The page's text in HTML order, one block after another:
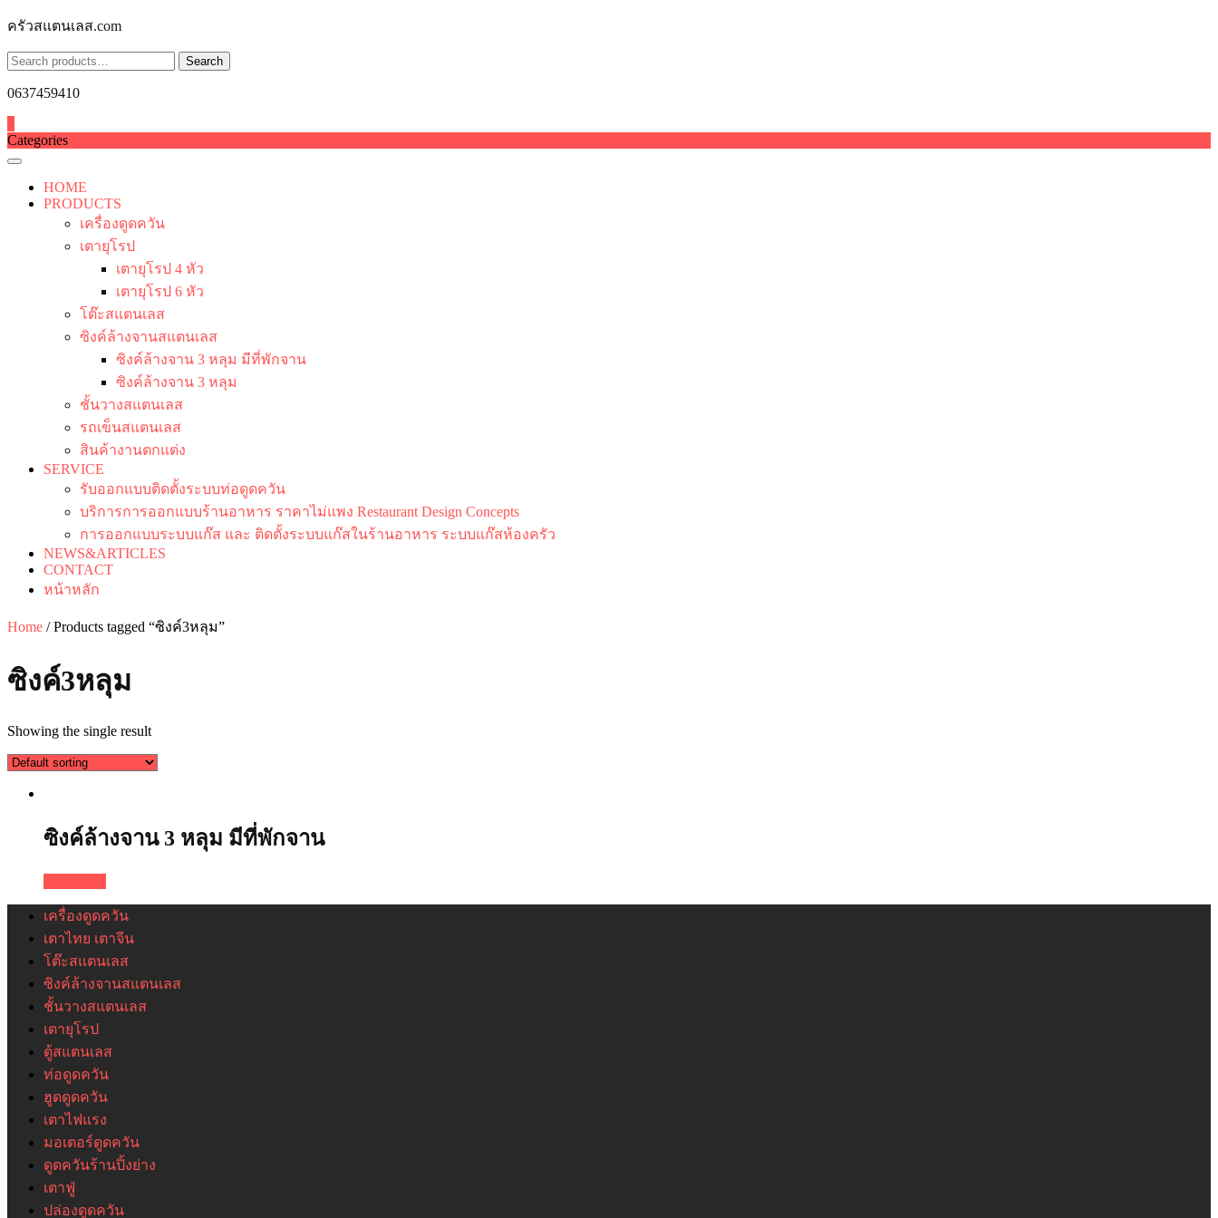
Skip
content
ครัวสแตนเลส.com
Search
for:
Search
0637459410
Categories
HOME
PRODUCTS
เครื่องดูดควัน
เตายุโรป
เตายุโรป 4 หัว
เตายุโรป 6 หัว
โต๊ะสแตนเลส
ซิงค์ล้างจานสแตนเลส
ซิงค์ล้างจาน 3 หลุม มีที่พักจาน
ซิงค์ล้างจาน 3 หลุม
ชั้นวางสแตนเลส
รถเข็นสแตนเลส
สินค้างานตกแต่ง
SERVICE
รับออกแบบติดตั้งระบบท่อดูดควัน
บริการการออกแบบร้านอาหาร ราคาไม่แพง Restaurant Design Concepts
การออกแบบระบบแก๊ส และ ติดตั้งระบบแก๊สในร้านอาหาร ระบบแก๊สห้องครัว
NEWS&ARTICLES
CONTACT
หน้าหลัก
Home / Products tagged “ซิงค์3หลุม”
ซิงค์3หลุม
Showing the single result
ซิงค์ล้างจาน 3 หลุม มีที่พักจาน
เครื่องดูดควัน
เตาไทย เตาจีน
โต๊ะสแตนเลส
ซิงค์ล้างจานสแตนเลส
ชั้นวางสแตนเลส
เตายุโรป
ตู้สแตนเลส
ท่อดูดควัน
ฮูดดูดควัน
เตาไฟแรง
มอเตอร์ดูดควัน
ดูดควันร้านปิ้งย่าง
เตาฟู่
ปล่องดูดควัน